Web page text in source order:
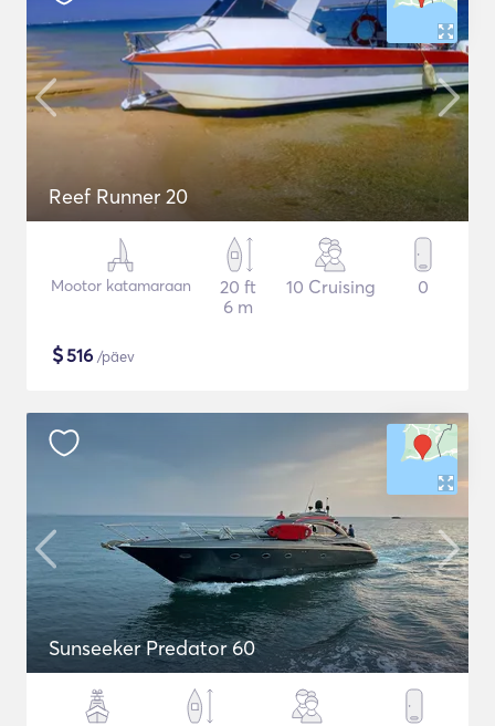
Reef Runner 20
Mootor katamaraan
20 ft
6 m
10 Cruising 0
$516 /päev
Sunseeker Predator 60